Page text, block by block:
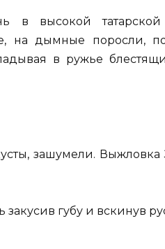
в высокой татарской
на дымные поросли,
в ружье
зашумели.
губу и вскинув